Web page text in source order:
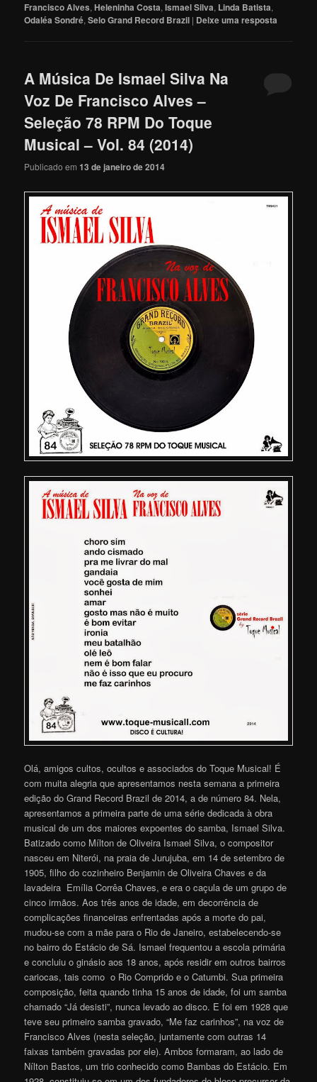
Francisco Alves,Heleninha Costa,Ismael Silva, Linda Batista,
Odaléa Sondré,Selo Grand Record Brazil | Deixe uma resposta
A Música De Ismael Silva Na
Voz De Francisco Alves –
Seleção 78 RPM Do Toque
Musical – Vol. 84 (2014)
Publicado em13 de janeiro de 2014
Olá, amigos cultos, ocultos e associados do Toque Musical! É
com muita alegria que apresentamos nesta semana a primeira
edição do Grand Record Brazil de 2014, a de número 84. Nela,
apresentamos a primeira parte de uma série dedicada à obra
musical de um dos maiores expoentes do samba, Ismael Silva.
Batizado como Mílton de Oliveira Ismael Silva, o compositor
nasceu em Niterói, na praia de Jurujuba, em 14 de setembro de
1905, filho do cozinheiro Benjamin de Oliveira Chaves e da
lavadeira Emília Corrêa Chaves, e era o caçula de um grupo de
cinco irmãos. Aos três anos de idade, em decorrência de
complicações financeiras enfrentadas após a morte do pai,
mudou-se com a mãe para o Rio de Janeiro, estabelecendo-se
no bairro do Estácio de Sá. Ismael frequentou a escola primária
e concluiu o ginásio aos 18 anos, após residir em outros bairros
cariocas, tais como o Rio Comprido e o Catumbi. Sua primeira
composição, feita quando tinha 15 anos de idade, foi um samba
chamado “Já desisti”, nunca levado ao disco. E foi em 1928 que
teve seu primeiro samba gravado, “Me faz carinhos”, na voz de
Francisco Alves (nesta seleção, juntamente com outras 14
faixas também gravadas por ele). Ambos formaram, ao lado de
Nílton Bastos, um trio conhecido como Bambas do Estácio. Em